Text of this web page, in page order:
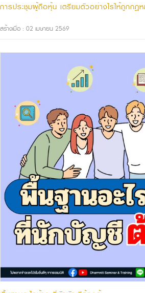
การประชุมผู้ถือหุ้น เตรียมตัวอย่างไรให้ถูกกฎ
สร้างเมื่อ : 02 เมษายน 2569